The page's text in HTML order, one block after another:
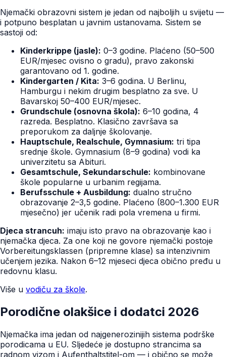
Njemački obrazovni sistem je jedan od najboljih u svijetu —
i potpuno besplatan u javnim ustanovama. Sistem se
sastoji od:
Kinderkrippe (jasle): 0–3 godine. Plaćeno (50–500
EUR/mjesec ovisno o gradu), pravo zakonski
garantovano od 1. godine.
Kindergarten / Kita: 3–6 godina. U Berlinu,
Hamburgu i nekim drugim besplatno za sve. U
Bavarskoj 50–400 EUR/mjesec.
Grundschule (osnovna škola): 6–10 godina, 4
razreda. Besplatno. Klasično završava sa
preporukom za daljnje školovanje.
Hauptschule, Realschule, Gymnasium: tri tipa
srednje škole. Gymnasium (8–9 godina) vodi ka
univerzitetu sa Abituri.
Gesamtschule, Sekundarschule: kombinovane
škole popularne u urbanim regijama.
Berufsschule + Ausbildung: dualno stručno
obrazovanje 2–3,5 godine. Plaćeno (800–1.300 EUR
mjesečno) jer učenik radi pola vremena u firmi.
Djeca strancuh: imaju isto pravo na obrazovanje kao i
njemačka djeca. Za one koji ne govore njemački postoje
Vorbereitungsklassen (pripremne klase) sa intenzivnim
učenjem jezika. Nakon 6–12 mjeseci djeca obično pređu u
redovnu klasu.
Više u vodiču za škole.
Porodične olakšice i dodatci 2026
Njemačka ima jedan od najgenerozinijih sistema podrške
porodicama u EU. Sljedeće je dostupno strancima sa
radnom vizom i Aufenthaltstitel-om — i obično se može